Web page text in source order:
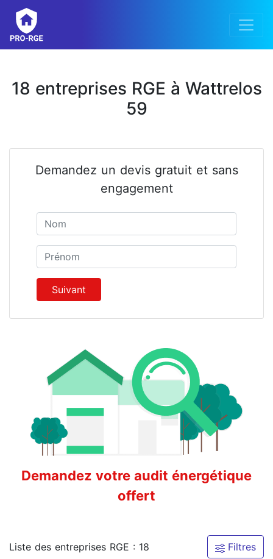
18 entreprises RGE à Wattrelos
59
Demandez un devis gratuit et sans
engagement
Prénom
Suivant
Demandez votre audit énergétique
offert
Liste des entreprises RGE : 18 Filtres